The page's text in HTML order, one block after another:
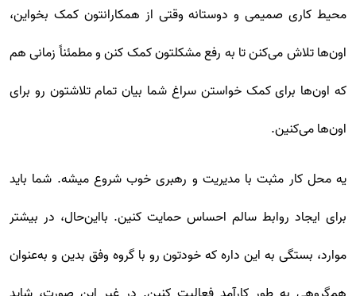
محیط کاری صمیمی و دوستانه وقتی از همکارانتون کمک بخواین،
اون‌ها تلاش می‌کنن تا به رفع مشکلتون کمک کنن و مطمئناً زمانی هم
که اون‌ها برای کمک خواستن سراغ شما بیان تمام تلاشتون رو برای
اون‌ها می‌کنین.
یه محل کار مثبت با مدیریت و رهبری خوب شروع میشه. شما باید
برای ایجاد روابط سالم احساس حمایت کنین. بااین‌حال، در بیشتر
موارد، بستگی به این داره که خودتون رو با گروه وفق بدین و به‌عنوان